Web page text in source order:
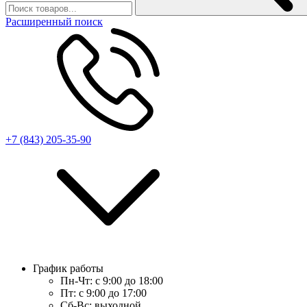
Расширенный поиск
+7 (843) 205-35-90
График работы
Пн-Чт: с 9:00 до 18:00
Пт: с 9:00 до 17:00